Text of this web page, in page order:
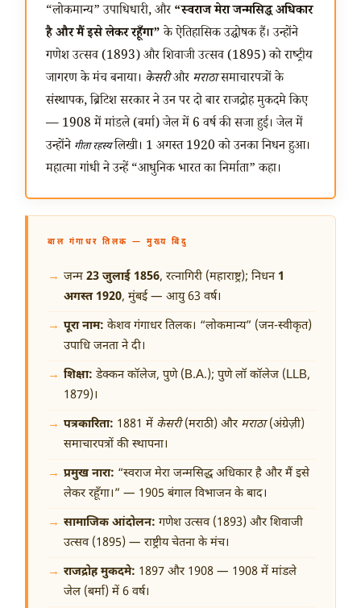
“लोकमान्य” उपाधिधारी, और “स्वराज मेरा जन्मसिद्ध अधिकार
है और मैं इसे लेकर रहूँगा”के ऐतिहासिक उद्घोषक हैं। उन्होंने
गणेश उत्सव (1893) और शिवाजी उत्सव (1895) को राष्ट्रीय
जागरण के मंच बनाया। केसरीऔर मराठासमाचारपत्रों के
संस्थापक, ब्रिटिश सरकार ने उन पर दो बार राजद्रोह मुकदमे किए
— 1908 में मांडले (बर्मा) जेल में 6 वर्ष की सजा हुई। जेल में
उन्होंने गीता रहस्यलिखी। 1 अगस्त 1920 को उनका निधन हुआ।
महात्मा गांधी ने उन्हें “आधुनिक भारत का निर्माता” कहा।
बाल गंगाधर तिलक — मुख्य बिंदु
जन्म 23 जुलाई 1856, रत्नागिरी (महाराष्ट्र); निधन1
अगस्त 1920, मुंबई — आयु 63 वर्ष।
पूरा नाम: केशव गंगाधर तिलक। “लोकमान्य” (जन-स्वीकृत)
उपाधि जनता ने दी।
शिक्षा: डेक्कन कॉलेज, पुणे (B.A.); पुणे लॉ कॉलेज (LLB,
1879)।
पत्रकारिता: 1881 में केसरी(मराठी) और मराठा(अंग्रेज़ी)
समाचारपत्रों की स्थापना।
प्रमुख नारा: “स्वराज मेरा जन्मसिद्ध अधिकार है और मैं इसे
लेकर रहूँगा।” — 1905 बंगाल विभाजन के बाद।
सामाजिक आंदोलन: गणेश उत्सव (1893) और शिवाजी
उत्सव (1895) — राष्ट्रीय चेतना के मंच।
राजद्रोह मुकदमे: 1897 और 1908 — 1908 में मांडले
जेल (बर्मा) में 6 वर्ष।